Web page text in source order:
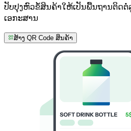
ປັບປຸງຫົວຂໍ້ສິນຄ້າໃຫ້ເປັນພື້ນຖານຕິດຕໍ່
ເອກະສານ
ສ້າງ QR Code ສິນຄ້າ